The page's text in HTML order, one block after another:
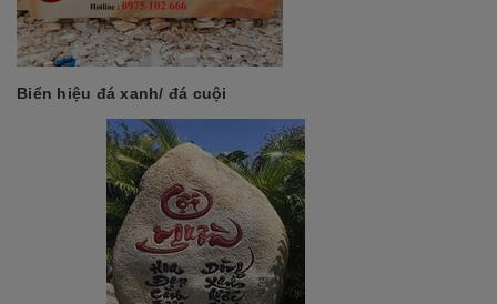
Biển hiệu đá xanh/ đá cuội